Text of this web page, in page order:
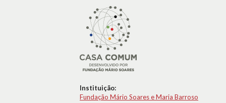
Instituição:
Fundação Mário Soares e Maria Barroso